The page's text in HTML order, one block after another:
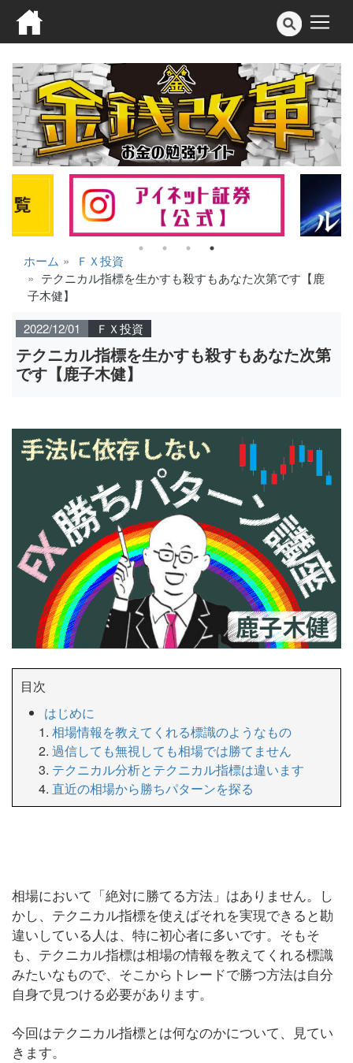
ホーム
ＦＸ投資
テクニカル指標を生かすも殺すもあなた次第です【鹿
子木健】
2022/12/01
ＦＸ投資
テクニカル指標を生かすも殺すもあなた次第
です【鹿子木健】
目次
はじめに
相場情報を教えてくれる標識のようなもの
過信しても無視しても相場では勝てません
テクニカル分析とテクニカル指標は違います
直近の相場から勝ちパターンを探る
相場において「絶対に勝てる方法」はありません。し
かし、テクニカル指標を使えばそれを実現できると勘
違いしている人は、特に初心者に多いです。そもそ
も、テクニカル指標は相場の情報を教えてくれる標識
みたいなもので、そこからトレードで勝つ方法は自分
自身で見つける必要があります。
今回はテクニカル指標とは何なのかについて、見てい
きます。